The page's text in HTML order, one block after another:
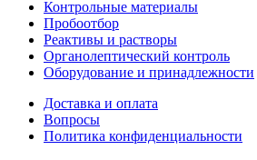
Контрольные материалы
Пробоотбор
Реактивы и растворы
Органолептический контроль
Оборудование и принадлежности
Доставка и оплата
Вопросы
Политика конфиденциальности